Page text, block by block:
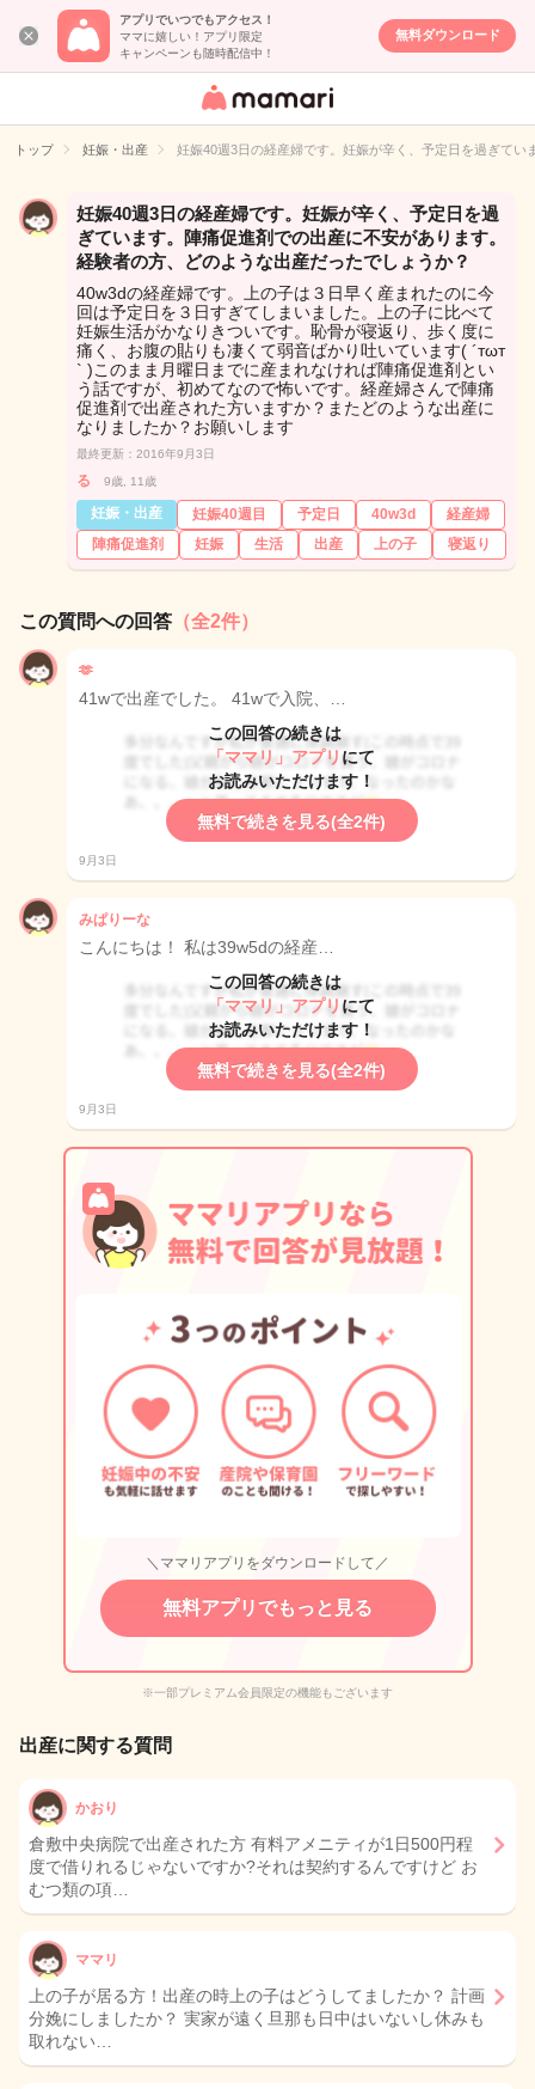
アプリでいつでもアクセス！
ママに嬉しい！アプリ限定
キャンペーンも随時配信中！
無料ダウンロード
女性専用匿名QA
イト
トップ 妊娠・出産 妊娠40週3日の経産婦です。妊娠が辛く、予定日を過ぎて
妊娠40週3日の経産婦です。妊娠が辛く、予定日を過
ぎています。陣痛促進剤での出産に不安があります。
経験者の方、どのような出産だったでしょうか？
40w3dの経産婦です。上の子は３日早く産まれたのに今
回は予定日を３日すぎてしまいました。上の子に比べて
妊娠生活がかなりきついです。恥骨が寝返り、歩く度に
痛く、お腹の貼りも凄くて弱音ばかり吐いています( ´тωт
` )このまま月曜日までに産まれなければ陣痛促進剤とい
う話ですが、初めてなので怖いです。経産婦さんで陣痛
促進剤で出産された方いますか？またどのような出産に
なりましたか？お願いします
最終更新：2016年9月3日
る 9歳, 11歳
妊娠・出産 妊娠40週目 予定日 40w3d
経産婦
陣痛促進剤
妊娠 生活 出産 上の子 寝返り
この質問への回答 （全2件）
🫶
41wで出産でした。 41wで入院、…
この回答の続きは
「ママリ」アプリ にて
お読みいただけます！
無料で続きを見る(全2件)
9月3日
みぱりーな
こんにちは！ 私は39w5dの経産…
この回答の続きは
「ママリ」アプリ にて
お読みいただけます！
無料で続きを見る(全2件)
9月3日
＼ママリアプリをダウンロードして／
無料アプリでもっと見る
※一部プレミアム会員限定の機能もございます
出産に関する質問
かおり
倉敷中央病院で出産された方 有料アメニティが1日500円程
度で借りれるじゃないですか?それは契約するんですけど お
むつ類の項…
ママリ
上の子が居る方！出産の時上の子はどうしてましたか？ 計画
分娩にしましたか？ 実家が遠く旦那も日中はいないし休みも
取れない…